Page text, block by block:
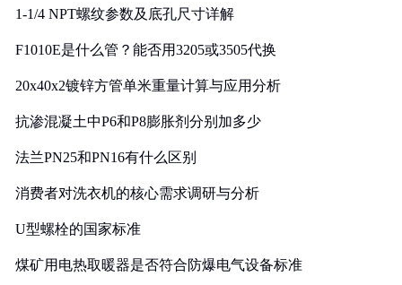
1-1/4 NPT螺纹参数及底孔尺寸详解
F1010E是什么管？能否用3205或3505代换
20x40x2镀锌方管单米重量计算与应用分析
抗渗混凝土中P6和P8膨胀剂分别加多少
法兰PN25和PN16有什么区别
消费者对洗衣机的核心需求调研与分析
U型螺栓的国家标准
煤矿用电热取暖器是否符合防爆电气设备标准